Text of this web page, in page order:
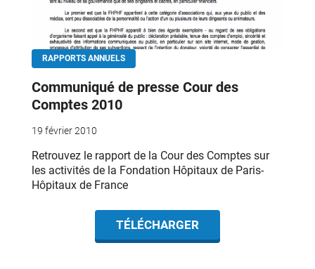
RAPPORTS ANNUELS
Communiqué de presse Cour des
Comptes 2010
19 février 2010
Retrouvez le rapport de la Cour des Comptes sur
les activités de la Fondation Hôpitaux de Paris-
Hôpitaux de France
TÉLÉCHARGER